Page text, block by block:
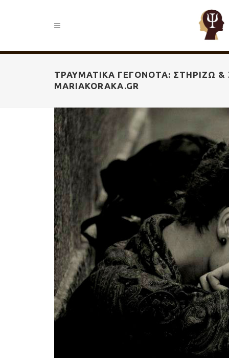
ΤΡΑΥΜΑΤΙΚΆ ΓΕΓΟΝΌΤΑ: ΣΤΗΡΊΖΩ &
MARIAKORAKA.GR